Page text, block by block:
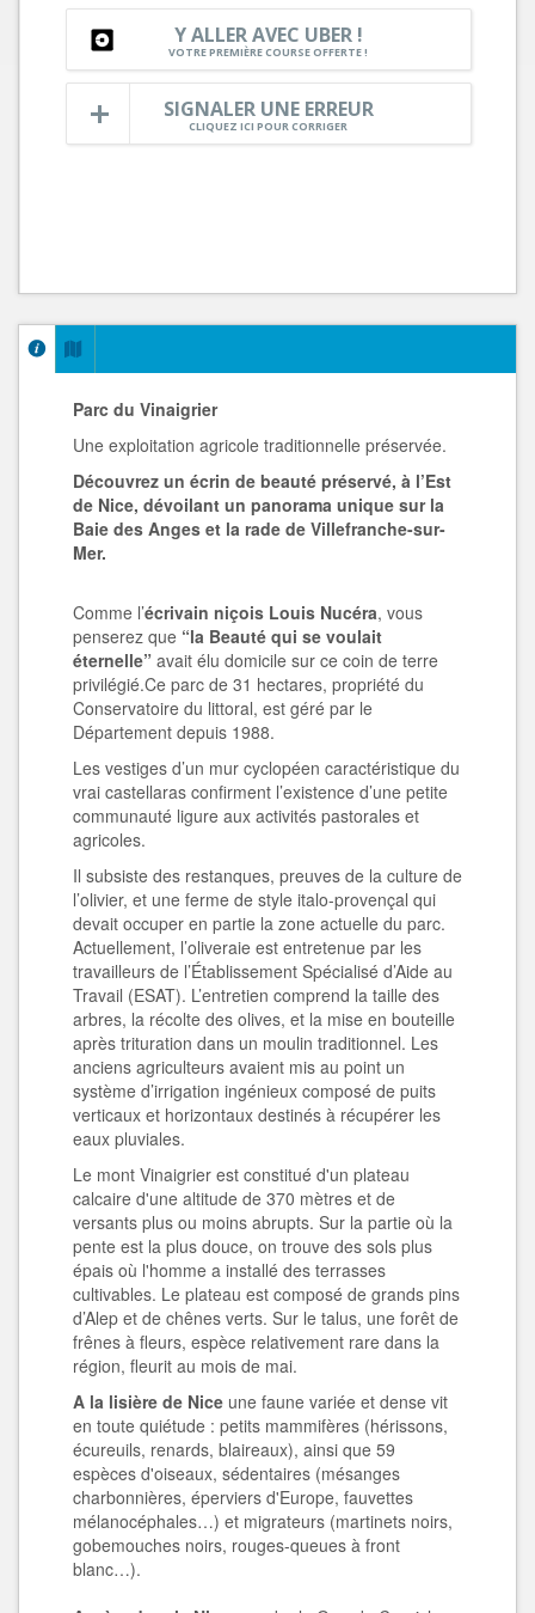
Y ALLER AVEC UBER !
VOTRE PREMIÈRE COURSE OFFERTE !
SIGNALER UNE ERREUR
CLIQUEZ ICI POUR CORRIGER
Parc du Vinaigrier
Une exploitation agricole traditionnelle préservée.
Découvrez un écrin de beauté préservé, à l’Est
de Nice, dévoilant un panorama unique sur la
Baie des Anges et la rade de Villefranche-sur-
Mer.
Comme l’écrivain niçois Louis Nucéra, vous
penserez que “la Beauté qui se voulait
éternelle” avait élu domicile sur ce coin de terre
privilégié.Ce parc de 31 hectares, propriété du
Conservatoire du littoral, est géré par le
Département depuis 1988.
Les vestiges d’un mur cyclopéen caractéristique du
vrai castellaras confirment l’existence d’une petite
communauté ligure aux activités pastorales et
agricoles.
Il subsiste des restanques, preuves de la culture de
l’olivier, et une ferme de style italo-provençal qui
devait occuper en partie la zone actuelle du parc.
Actuellement, l’oliveraie est entretenue par les
travailleurs de l’Établissement Spécialisé d’Aide au
Travail (ESAT). L’entretien comprend la taille des
arbres, la récolte des olives, et la mise en bouteille
après trituration dans un moulin traditionnel. Les
anciens agriculteurs avaient mis au point un
système d’irrigation ingénieux composé de puits
verticaux et horizontaux destinés à récupérer les
eaux pluviales.
Le mont Vinaigrier est constitué d'un plateau
calcaire d'une altitude de 370 mètres et de
versants plus ou moins abrupts. Sur la partie où la
pente est la plus douce, on trouve des sols plus
épais où l'homme a installé des terrasses
cultivables. Le plateau est composé de grands pins
d’Alep et de chênes verts. Sur le talus, une forêt de
frênes à fleurs, espèce relativement rare dans la
région, fleurit au mois de mai.
A la lisière de Nice une faune variée et dense vit
en toute quiétude : petits mammifères (hérissons,
écureuils, renards, blaireaux), ainsi que 59
espèces d'oiseaux, sédentaires (mésanges
charbonnières, éperviers d'Europe, fauvettes
mélanocéphales…) et migrateurs (martinets noirs,
gobemouches noirs, rouges-queues à front
blanc…).